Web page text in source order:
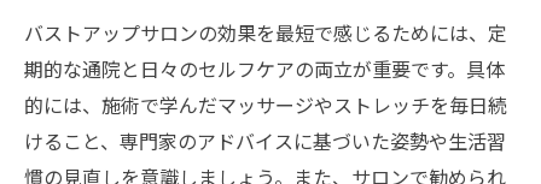
バストアップサロンの効果を最短で感じるためには、定
期的な通院と日々のセルフケアの両立が重要です。具体
的には、施術で学んだマッサージやストレッチを毎日続
けること、専門家のアドバイスに基づいた姿勢や生活習
慣の見直しを意識しましょう。また、サロンで勧められ